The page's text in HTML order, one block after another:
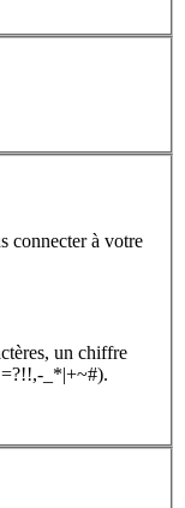
connecter à votre
un chiffre
_*|+~#).